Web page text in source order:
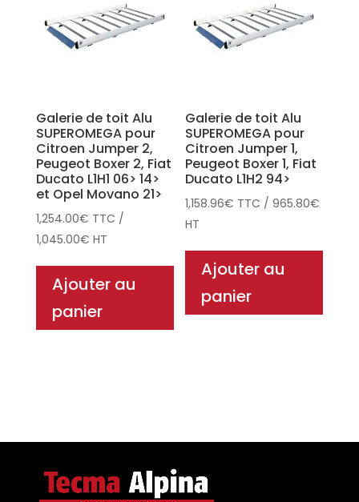
Galerie de toit Alu
SUPEROMEGA pour
Citroen Jumper 2,
Peugeot Boxer 2, Fiat
Ducato L1H1 06> 14>
et Opel Movano 21>
1,254.00€ TTC /
1,045.00€ HT
Ajouter au
panier
Galerie de toit Alu
SUPEROMEGA pour
Citroen Jumper 1,
Peugeot Boxer 1, Fiat
Ducato L1H2 94>
1,158.96€ TTC /965.80€
HT
Ajouter au
panier